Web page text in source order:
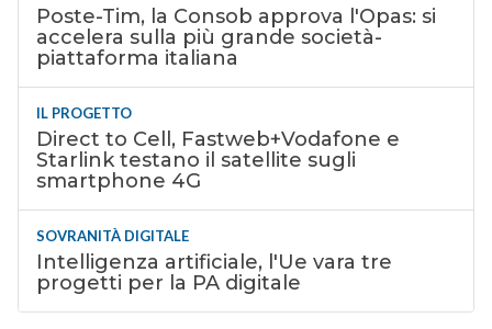
Poste-Tim, la Consob approva l'Opas: si
accelera sulla più grande società-
piattaforma italiana
IL PROGETTO
Direct to Cell, Fastweb+Vodafone e
Starlink testano il satellite sugli
smartphone 4G
SOVRANITÀ DIGITALE
Intelligenza artificiale, l'Ue vara tre
progetti per la PA digitale